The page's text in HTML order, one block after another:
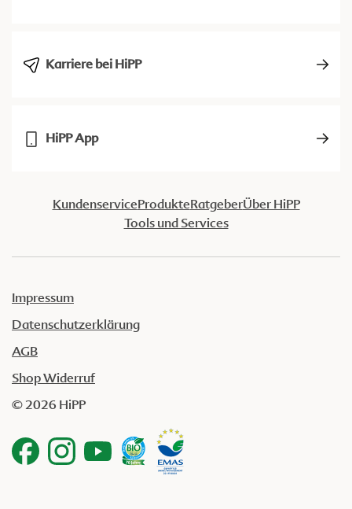
Karriere bei HiPP
HiPP App
KundenserviceProdukteRatgeberÜber HiPP
Tools und Services
Impressum
Datenschutzerklärung
AGB
Shop Widerruf
© 2026 HiPP